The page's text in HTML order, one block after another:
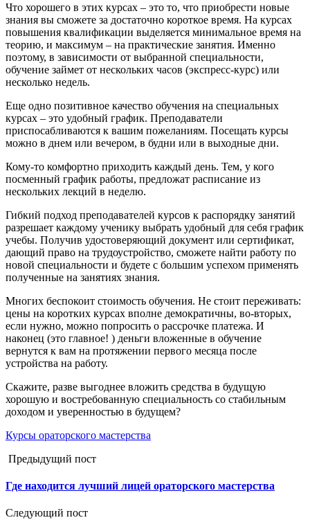
Что хорошего в этих курсах – это то, что приобрести новые
знания вы сможете за достаточно короткое время. На курсах
повышения квалификации выделяется минимальное время на
теорию, и максимум – на практические занятия. Именно
поэтому, в зависимости от выбранной специальности,
обучение займет от нескольких часов (экспресс-курс) или
несколько недель.
Еще одно позитивное качество обучения на специальных
курсах – это удобный график. Преподаватели
приспосабливаются к вашим пожеланиям. Посещать курсы
можно в днем или вечером, в будни или в выходные дни.
Кому-то комфортно приходить каждый день. Тем, у кого
посменный график работы, предложат расписание из
нескольких лекций в неделю.
Гибкий подход преподавателей курсов к распорядку занятий
разрешает каждому ученику выбрать удобный для себя график
учебы. Получив удостоверяющий документ или сертификат,
дающий право на трудоустройство, сможете найти работу по
новой специальности и будете с большим успехом применять
полученные на занятиях знания.
Многих беспокоит стоимость обучения. Не стоит переживать:
цены на коротких курсах вполне демократичны, во-вторых,
если нужно, можно попросить о рассрочке платежа. И
наконец (это главное! ) деньги вложенные в обучение
вернутся к вам на протяжении первого месяца после
устройства на работу.
Скажите, разве выгоднее вложить средства в будущую
хорошую и востребованную специальность со стабильным
доходом и уверенностью в будущем?
Курсы ораторского мастерства
Предыдущий пост
Где находится лучший лицей ораторского мастерства
Следующий пост